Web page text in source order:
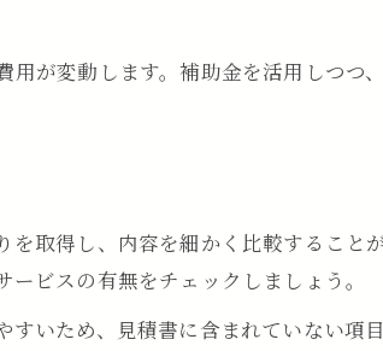
が変動します。補助金を活用しつつ
取得し、内容を細かく比較すること
ビスの有無をチェックしましょう。
いため、見積書に含まれていない項